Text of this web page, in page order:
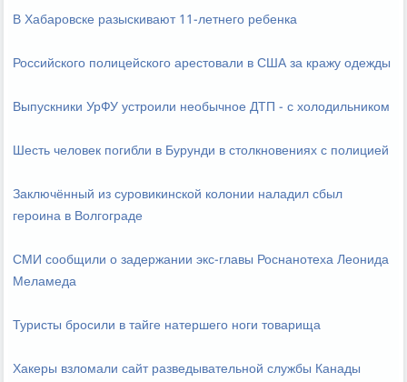
В Хабаровске разыскивают 11-летнего ребенка
Российского полицейского арестовали в США за кражу одежды
Выпускники УрФУ устроили необычное ДТП - с холодильником
Шесть человек погибли в Бурунди в столкновениях с полицией
Заключённый из суровикинской колонии наладил сбыл
героина в Волгограде
СМИ сообщили о задержании экс-главы Роснанотеха Леонида
Меламеда
Туристы бросили в тайге натершего ноги товарища
Хакеры взломали сайт разведывательной службы Канады